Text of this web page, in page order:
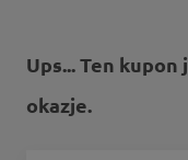
Ups... Ten
okazje.